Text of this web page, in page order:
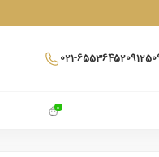
021-65536452
0